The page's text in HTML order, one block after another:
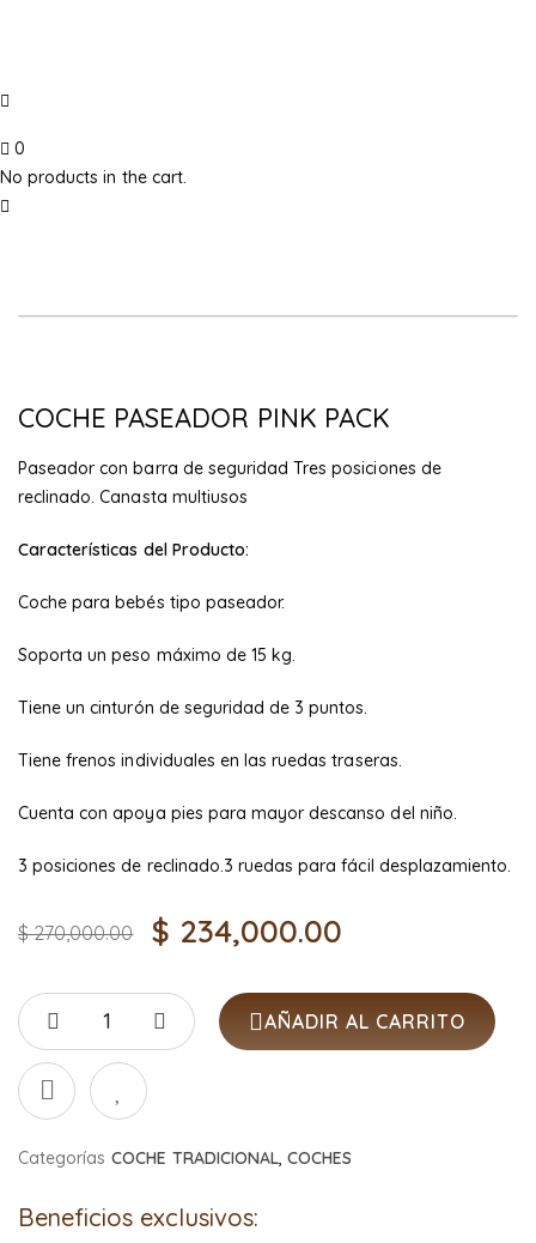
0
No products in the cart.
COCHE PASEADOR PINK PACK
Paseador con barra de seguridad Tres posiciones de
reclinado. Canasta multiusos
Características del Producto:
Coche para bebés tipo paseador.
Soporta un peso máximo de 15 kg.
Tiene un cinturón de seguridad de 3 puntos.
Tiene frenos individuales en las ruedas traseras.
Cuenta con apoya pies para mayor descanso del niño.
3 posiciones de reclinado.3 ruedas para fácil desplazamiento.
$270,000.00 $ 234,000.00
AÑADIR AL CARRITO
Categorías COCHE TRADICIONAL,COCHES
Beneficios exclusivos: